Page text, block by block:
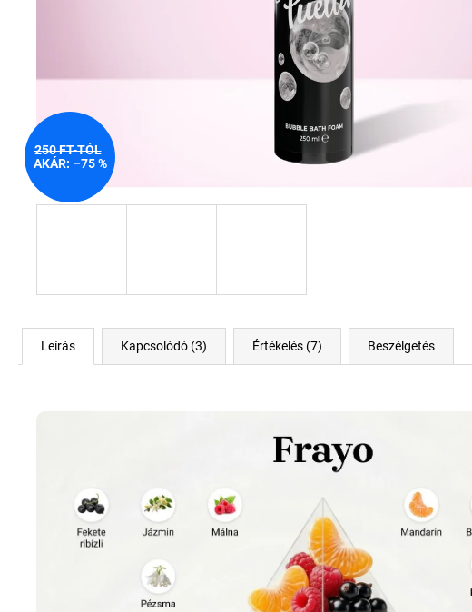
250 FT-TÓL
AKÁR: –75 %
Leírás Kapcsolódó (3) Értékelés (7) Beszélgetés